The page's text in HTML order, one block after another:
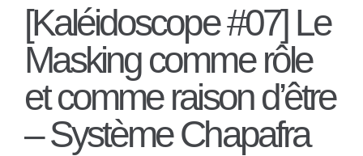
[Kaléidoscope #07] Le
Masking comme rôle
et comme raison d’être
– Système Chapafra